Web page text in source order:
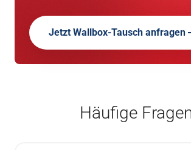
Jetzt Wallbox-Tausch anfragen
Häufige